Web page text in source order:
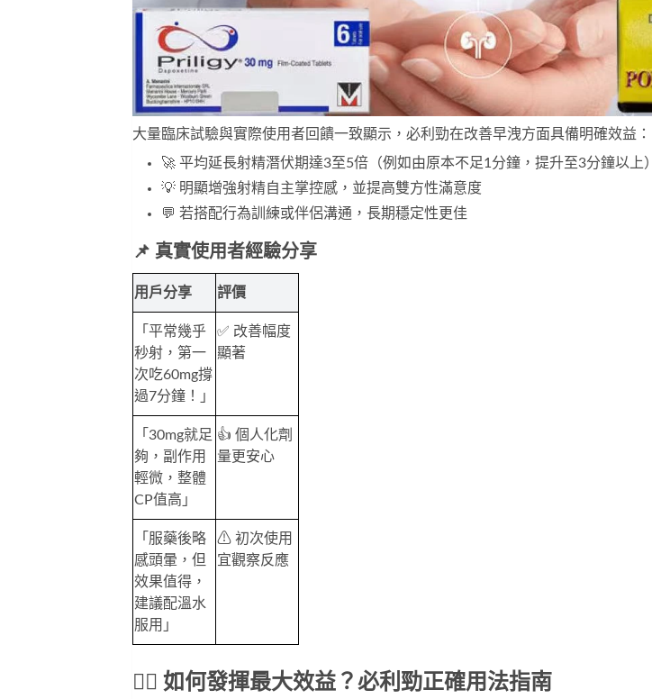
大量臨床試驗與實際使用者回饋一致顯示， 必利勁在改善早洩方面具備明確效益：
🚀 平均延長射精潛伏期達3至5倍（例如由原本不足1分鐘，提升至3分鐘以上）
💡 明顯增強射精自主掌控感，並提高雙方性滿意度
💬 若搭配行為訓練或伴侶溝通，長期穩定性更佳
📌 真實使用者經驗分享
用戶分享 評價
「平常幾乎
秒射，第一
次吃60mg撐
過7分鐘！」
✅ 改善幅度
顯著
「30mg就足
夠，副作用
輕微，整體
CP值高」
👍 個人化劑
量更安心
「服藥後略
感頭暈，但
效果值得，
建議配溫水
服用」
⚠ 初次使用
宜觀察反應
🚶‍♂️ 如何發揮最大效益？必利勁正確用法指南